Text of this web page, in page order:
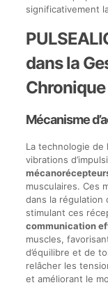
significativement
dans la
Chronique
Mécanisme
La technologie de
vibrations
musculaires. Ces
dans la régulation
stimulant ces
communication
muscles,
d’équilibre et de
relâcher les
et améliorant le